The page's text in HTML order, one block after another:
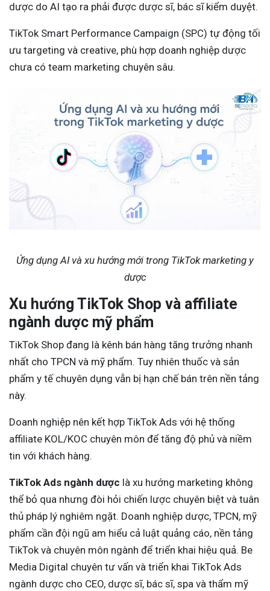
dược do AI tạo ra phải được dược sĩ, bác sĩ kiểm duyệt.
TikTok Smart Performance Campaign (SPC) tự động tối
ưu targeting và creative, phù hợp doanh nghiệp dược
chưa có team marketing chuyên sâu.
Ứng dụng AI và xu hướng mới trong TikTok marketing y
dược
Xu hướng TikTok Shop và affiliate
ngành dược mỹ phẩm
TikTok Shop đang là kênh bán hàng tăng trưởng nhanh
nhất cho TPCN và mỹ phẩm. Tuy nhiên thuốc và sản
phẩm y tế chuyên dụng vẫn bị hạn chế bán trên nền tảng
này.
Doanh nghiệp nên kết hợp TikTok Ads với hệ thống
affiliate KOL/KOC chuyên môn để tăng độ phủ và niềm
tin với khách hàng.
TikTok Ads ngành dược là xu hướng marketing không
thể bỏ qua nhưng đòi hỏi chiến lược chuyên biệt và tuân
thủ pháp lý nghiêm ngặt. Doanh nghiệp dược, TPCN, mỹ
phẩm cần đội ngũ am hiểu cả luật quảng cáo, nền tảng
TikTok và chuyên môn ngành để triển khai hiệu quả. Be
Media Digital chuyên tư vấn và triển khai TikTok Ads
ngành dược cho CEO, dược sĩ, bác sĩ, spa và thẩm mỹ